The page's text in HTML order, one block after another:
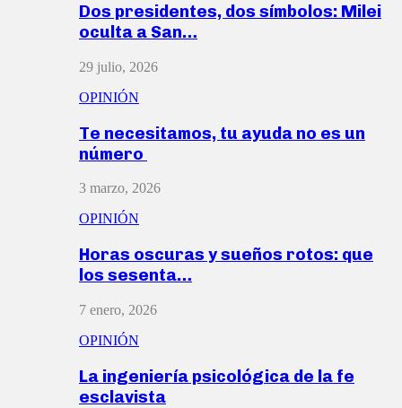
Dos presidentes, dos símbolos: Milei
oculta a San…
29 julio, 2026
OPINIÓN
Te necesitamos, tu ayuda no es un
número
3 marzo, 2026
OPINIÓN
Horas oscuras y sueños rotos: que
los sesenta…
7 enero, 2026
OPINIÓN
La ingeniería psicológica de la fe
esclavista